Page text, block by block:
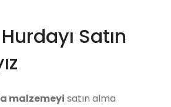
Satın
malzemeyi satın alma